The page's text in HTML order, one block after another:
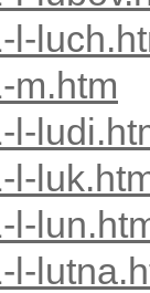
l-
m.htm
l-
l-
l-
l-